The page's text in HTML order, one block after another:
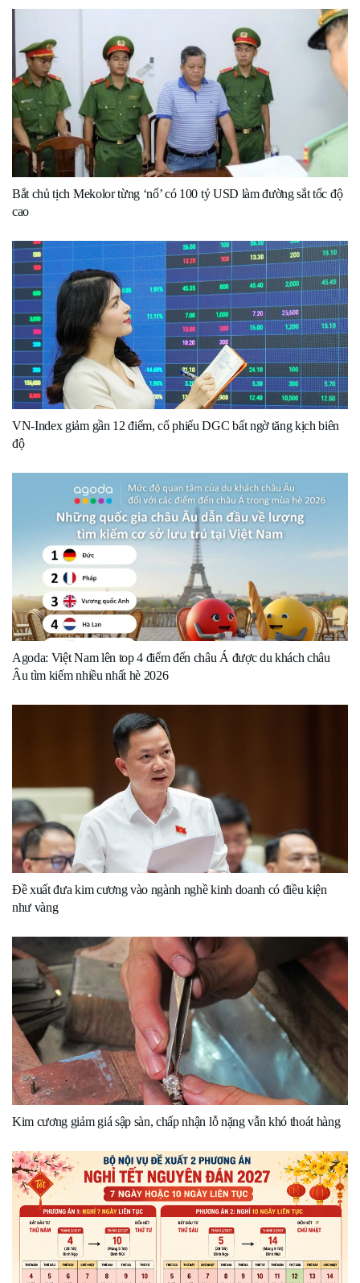
Bắt chủ tịch Mekolor từng ‘nổ’ có 100 tỷ USD làm đường sắt tốc độ
cao
VN-Index giảm gần 12 điểm, cổ phiếu DGC bất ngờ tăng kịch biên
độ
Agoda: Việt Nam lên top 4 điểm đến châu Á được du khách châu
Âu tìm kiếm nhiều nhất hè 2026
Đề xuất đưa kim cương vào ngành nghề kinh doanh có điều kiện
như vàng
Kim cương giảm giá sập sàn, chấp nhận lỗ nặng vẫn khó thoát hàng